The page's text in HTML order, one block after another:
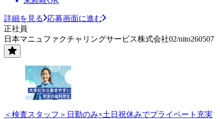
詳細を見る
応募画面に進む
正社員
日本マニュファクチャリングサービス株式会社02/nito260507
＜検査スタッフ＞日勤のみ×土日祝休みでプライベート充実